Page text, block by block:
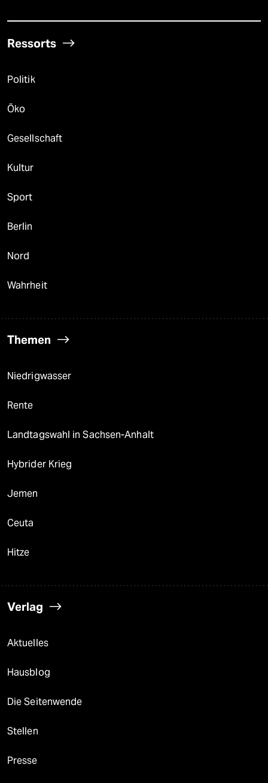
Ressorts
Politik
Öko
Gesellschaft
Kultur
Sport
Berlin
Nord
Wahrheit
Themen
Niedrigwasser
Rente
Landtagswahl in Sachsen-Anhalt
Hybrider Krieg
Jemen
Ceuta
Hitze
Verlag
Aktuelles
Hausblog
Die Seitenwende
Stellen
Presse